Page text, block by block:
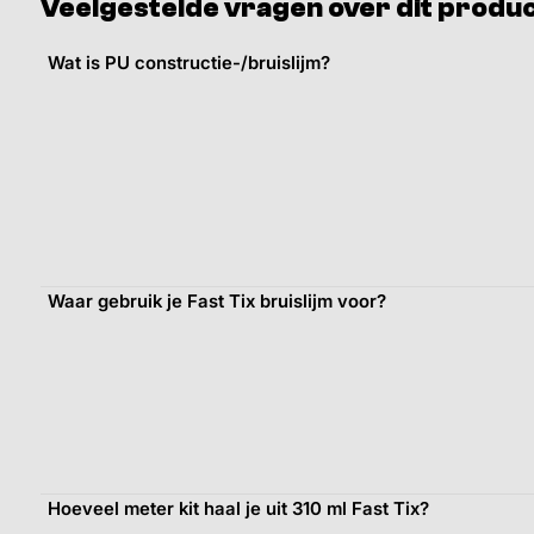
Veelgestelde vragen over dit
Wat is PU constructie-/bruislijm?
Waar gebruik je Fast Tix bruislijm voor?
Hoeveel meter kit haal je uit 310 ml Fast Tix?